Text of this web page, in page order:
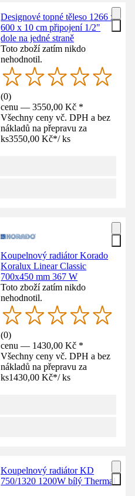
Designové topné těleso 1266 x
600 x 10 cm připojení 1/2"
dole na jedné straně
Toto zboží zatím nikdo
nehodnotil.
(0)
cenu — 3550,00 Kč *
Všechny ceny vč. DPH a bez
nákladů na přepravu za
ks3550,00 Kč*/ ks
Koupelnový radiátor Korado
Koralux Linear Classic
700x450 mm 367 W
Toto zboží zatím nikdo
nehodnotil.
(0)
cenu — 1430,00 Kč *
Všechny ceny vč. DPH a bez
nákladů na přepravu za
ks1430,00 Kč*/ ks
Koupelnový radiátor KD
750/1320 1200W bílý Thermal